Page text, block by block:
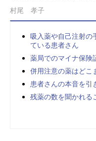
村尾 孝子
吸入薬や自己注射の
ている患者さん
薬局でのマイナ保険
併用注意の薬はどこ
患者さんの本音を引
残薬の数を聞かれる